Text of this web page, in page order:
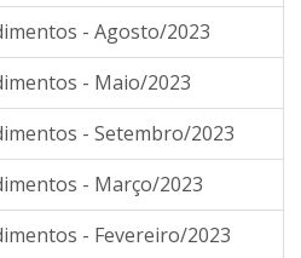
- Agosto/2023
- Maio/2023
- Setembro/2023
- Março/2023
- Fevereiro/2023